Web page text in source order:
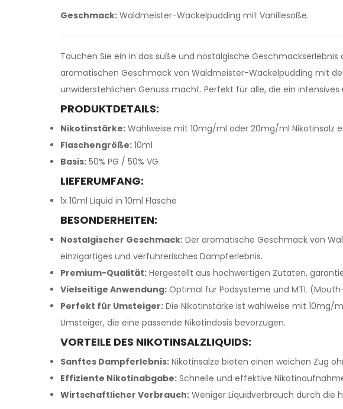
Geschmack: Waldmeister-Wackelpudding mit Vanillesoße.
Tauchen Sie ein in das süße und nostalgische Geschmackserlebnis
aromatischen Geschmack von Waldmeister-Wackelpudding mit
unwiderstehlichen Genuss macht. Perfekt für alle, die ein
PRODUKTDETAILS:
Nikotinstärke: Wahlweise mit 10mg/ml oder 20mg/ml Nikotinsalz
Flaschengröße: 10ml
Basis: 50% PG / 50% VG
LIEFERUMFANG:
1x 10ml Liquid in 10ml Flasche
BESONDERHEITEN:
Nostalgischer Geschmack: Der aromatische Geschmack von
einzigartiges und verführerisches Dampferlebnis.
Premium-Qualität: Hergestellt aus hochwertigen Zutaten,
Vielseitige Anwendung: Optimal für Podsysteme und MTL
Perfekt für Umsteiger: Die Nikotinstärke ist wahlweise mit
Umsteiger, die eine passende Nikotindosis bevorzugen.
VORTEILE DES NIKOTINSALZLIQUIDS:
Sanftes Dampferlebnis: Nikotinsalze bieten einen weichen Zug
Effiziente Nikotinabgabe: Schnelle und effektive
Wirtschaftlicher Verbrauch: Weniger Liquidverbrauch durch die